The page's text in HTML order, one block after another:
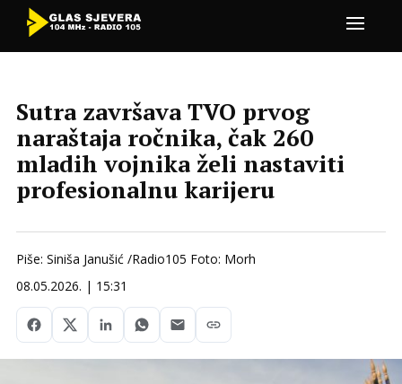
Sutra završava TVO prvog
naraštaja ročnika, čak 260
mladih vojnika želi nastaviti
profesionalnu karijeru
Piše: Siniša Janušić /Radio105 Foto: Morh
08.05.2026. | 15:31